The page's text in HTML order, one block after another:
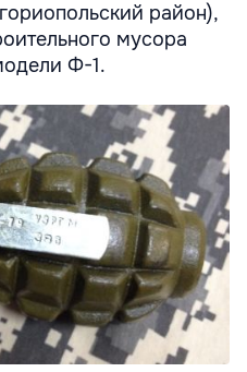
район),
мусора
Ф-1.